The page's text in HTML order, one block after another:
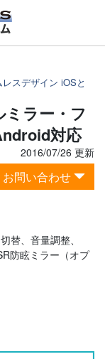
スデザイン iOSと
ラー・フ
対応
2016/07/26 更新
問い合わせ
替、音量調整、
防眩ミラー（オプ